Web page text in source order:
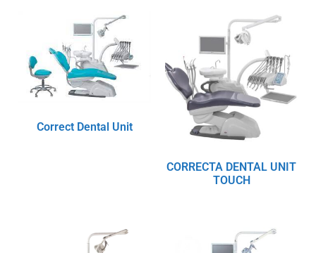
Correct Dental Unit
CORRECTA DENTAL UNIT
TOUCH